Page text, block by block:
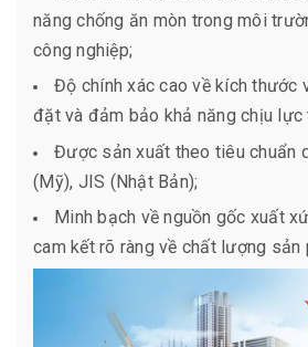
năng chống ăn mòn trong môi
công nghiệp;
Độ chính xác cao về kích thước
đặt và đảm bảo khả năng chịu lực
Được sản xuất theo tiêu chuẩn
(Mỹ), JIS (Nhật Bản);
Minh bạch về nguồn gốc xuất
cam kết rõ ràng về chất lượng sản